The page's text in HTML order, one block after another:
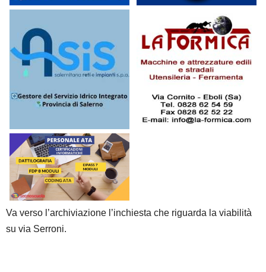
Va verso l’archiviazione l’inchiesta che riguarda la viabilità
su via Serroni.